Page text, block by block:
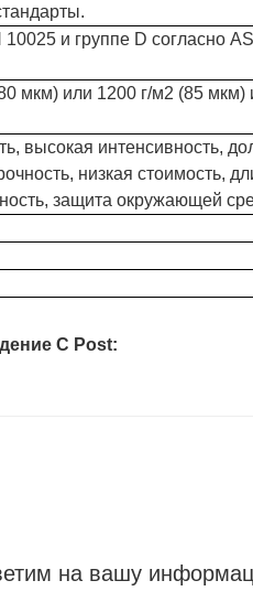
и группе D согласно
мкм) или 1200 г/м2 (85
высокая интенсивность,
низкая стоимость,
защита окружающей
C Post:
на вашу